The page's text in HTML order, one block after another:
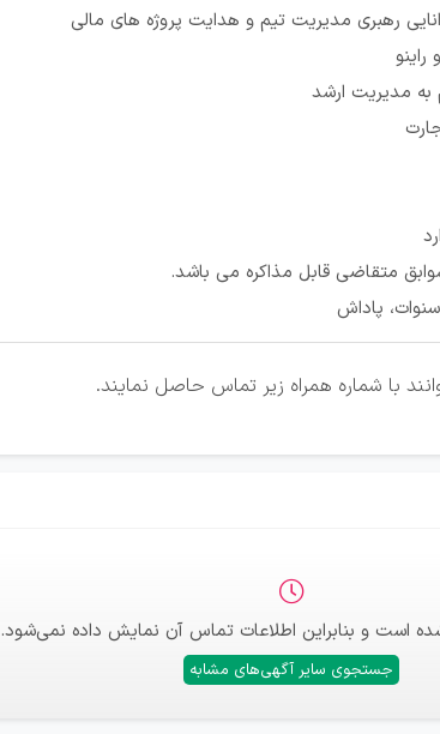
رهبری مدیریت تیم و هدایت پروژه های مالی
به مدیریت ارشد
متقاضی قابل مذاکره می باشد.
پاداش
با شماره همراه زیر تماس حاصل نمایند.
است و بنابراین اطلاعات تماس آن نمایش داده نمی‌شود.
جستجوی سایر آگهی‌های مشابه